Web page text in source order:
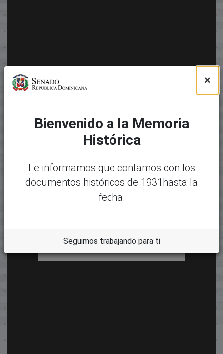
×
Bienvenido a la Memoria
Histórica
Le informamos que contamos con los
documentos históricos de 1931hasta la
fecha.
Seguimos trabajando para ti